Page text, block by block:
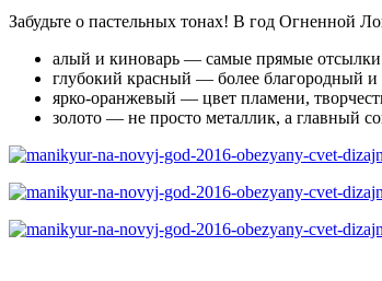
Забудьте о пастельных тонах! В год Огненной
алый и киноварь — самые прямые отсылки
глубокий красный — более благородный
ярко-оранжевый — цвет пламени,
золото — не просто металлик, а главный